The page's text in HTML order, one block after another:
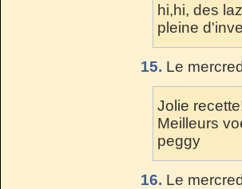
hi,hi, des
pleine
15. Le
Jolie
Meilleurs
peggy
16. Le